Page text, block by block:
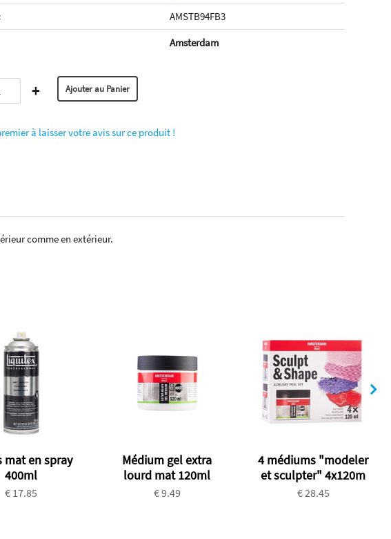
AMSTB94FB3
Amsterdam
+
à laisser votre avis sur ce produit !
comme en extérieur.
mat en spray
400ml
€ 17.85
Médium gel extra
lourd mat 120ml
€ 9.49
4 médiums "modeler
et sculpter" 4x120m
€ 28.45